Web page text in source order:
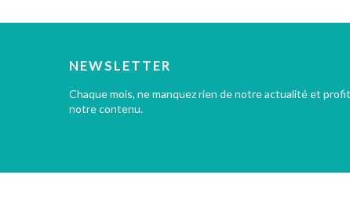
NEWSLETTER
Chaque mois, ne manquez rien de notre actualité et
notre contenu.